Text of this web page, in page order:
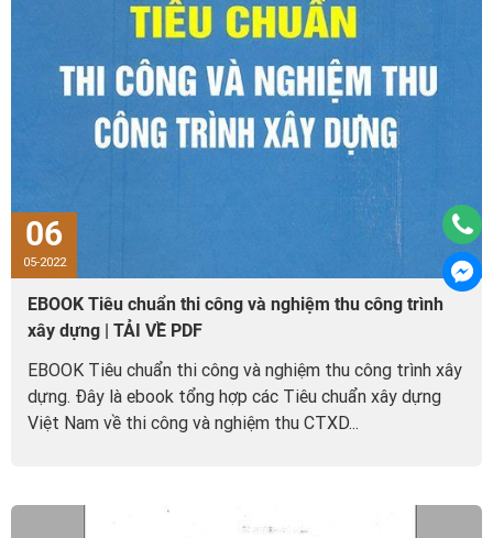
06
05-2022
EBOOK Tiêu chuẩn thi công và nghiệm thu công trình
xây dựng | TẢI VỀ PDF
EBOOK Tiêu chuẩn thi công và nghiệm thu công trình xây
dựng. Đây là ebook tổng hợp các Tiêu chuẩn xây dựng
Việt Nam về thi công và nghiệm thu CTXD...